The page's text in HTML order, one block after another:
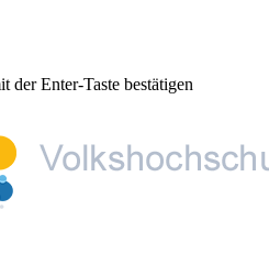
der Enter-Taste bestätigen